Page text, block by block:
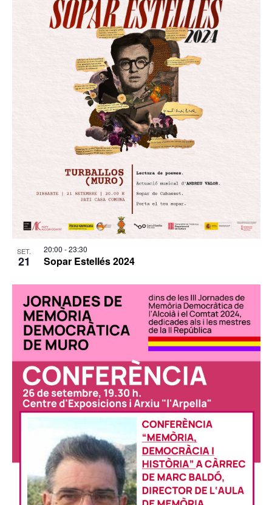
SET.
21 Sopar Estellés 2024
20:00 -23:30